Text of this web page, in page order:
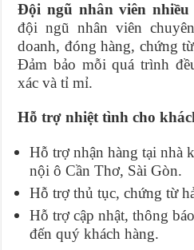
Đội ngũ nhân viên nhiều
đội ngũ nhân viên
doanh, đóng hàng, chứng
Đảm bảo mỗi quá trình
xác và tỉ mỉ.
Hỗ trợ nhiệt tình cho
Hỗ trợ nhận hàng tại nhà
nội ô Cần Thơ, Sài Gòn.
Hỗ trợ thủ tục, chứng từ
Hỗ trợ cập nhật, thông
đến quý khách hàng.